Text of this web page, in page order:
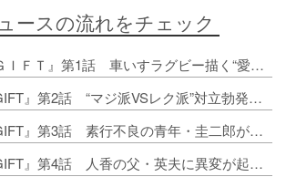
ースの流れをチェック
1. 日曜劇場『ＧＩＦＴ』第1話 車いすラグビー描く“愛と絆”の物語
2. 日曜劇場『GIFT』第2話 “マジ派VSレク派”対立勃発 チームに試練
3. 日曜劇場『GIFT』第3話 素行不良の青年・圭二郎がブルズに加わり…
4. 日曜劇場『GIFT』第4話 人香の父・英夫に異変が起きていて…